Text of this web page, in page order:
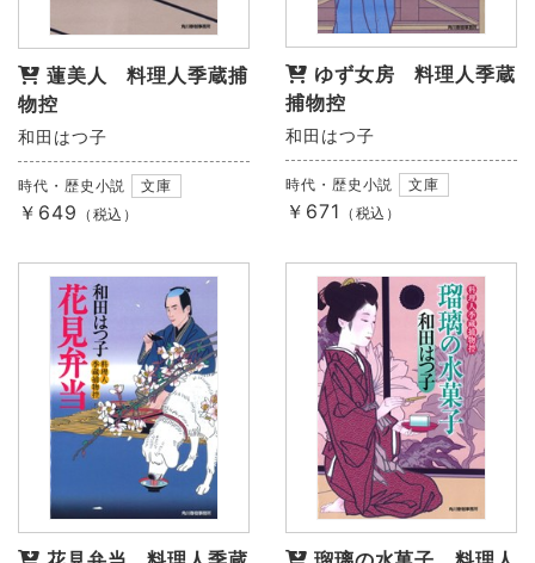
蓮美人 料理人季蔵捕
物控
和田はつ子
時代・歴史小説 文庫
￥649 （税込）
ゆず女房 料理人季蔵
捕物控
和田はつ子
時代・歴史小説 文庫
￥671 （税込）